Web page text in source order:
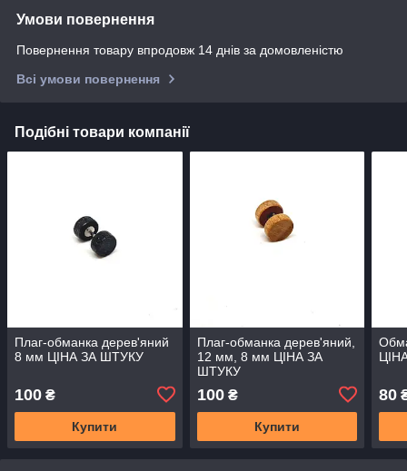
Умови повернення
Повернення товару впродовж 14 днів за домовленістю
Всі умови повернення
Подібні товари компанії
Плаг-обманка дерев'яний
8 мм ЦIНА ЗА ШТУКУ
100 ₴
Купити
Плаг-обманка дерев'яний,
12 мм, 8 мм ЦIНА ЗА
ШТУКУ
100₴
Купити
80